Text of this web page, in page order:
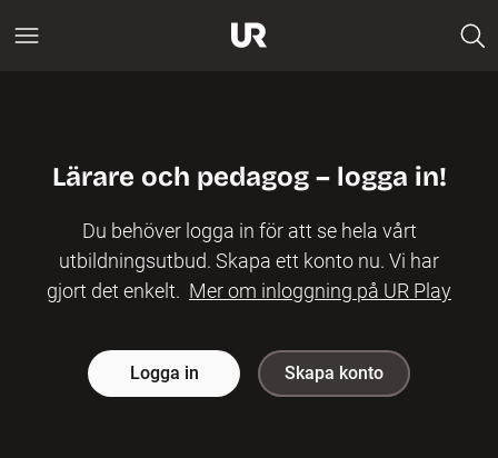
Lärare och pedagog – logga in!
Du behöver logga in för att se hela vårt
utbildningsutbud. Skapa ett konto nu. Vi har
gjort det enkelt. Mer om inloggning på UR Play
Logga in Skapa konto